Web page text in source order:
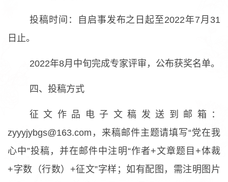
投稿时间：自启事发布之日起至2022年7月31
日止。
2022年8月中旬完成专家评审，公布获奖名单。
四、投稿方式
征文作品电子文稿发送到邮箱：
zyyyjybgs@163.com，来稿邮件主题请填写“党在我
心中”投稿，并在邮件中注明“作者+文章题目+体裁
+字数（行数）+征文”字样；如有配图，需注明图片